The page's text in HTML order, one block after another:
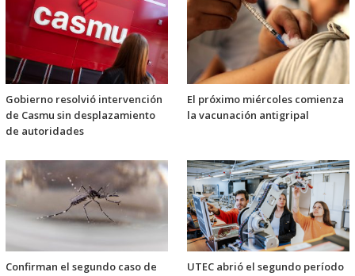
Gobierno resolvió intervención
de Casmu sin desplazamiento
de autoridades
El próximo miércoles comienza
la vacunación antigripal
Confirman el segundo caso de
UTEC abrió el segundo período